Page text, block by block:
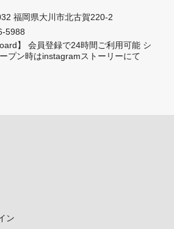
福岡県大川市北古賀220-2
5988
】 会員登録で24時間ご利用可能 シ
プン時はinstagramストーリーにて
ン